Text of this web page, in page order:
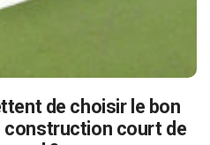
de choisir le bon
construction court de